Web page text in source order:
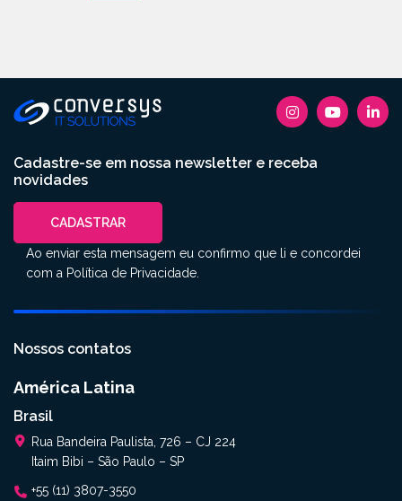
Cadastre-se em nossa newsletter e receba
novidades
CADASTRAR
Ao enviar esta mensagem eu confirmo que li e concordei
com a Política de Privacidade
Nossos contatos
América Latina
Brasil
Rua Bandeira Paulista, 726 – CJ 224
Itaim Bibi – São Paulo – SP
+55 (11) 3807-3550